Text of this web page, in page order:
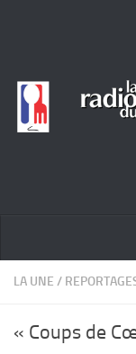
ACTUALITÉ
PORTRAITS
LA UNE /
« Coups de